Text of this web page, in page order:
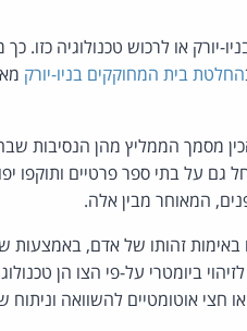
יורק או לרכוש טכנולוגיה כזו.
החלטת בית המחוקקים בניו-יורק
מסמך הממליץ מהן הנסיבות
המאוחר מבין אלה.
באימות זהותו של אדם, באמצעות
ביומטרי על-פי הצו הן
חצי אוטומטיים להשוואה